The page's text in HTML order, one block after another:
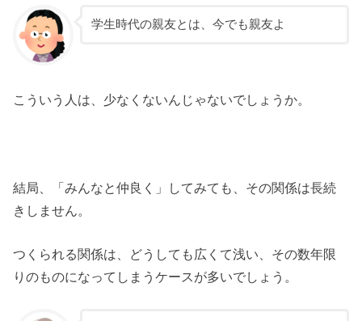
学生時代の親友とは、今でも親友よ
こういう人は、少なくないんじゃないでしょうか。
結局、「みんなと仲良く」してみても、その関係は長続
きしません。
つくられる関係は、どうしても広くて浅い、その数年限
りのものになってしまうケースが多いでしょう。